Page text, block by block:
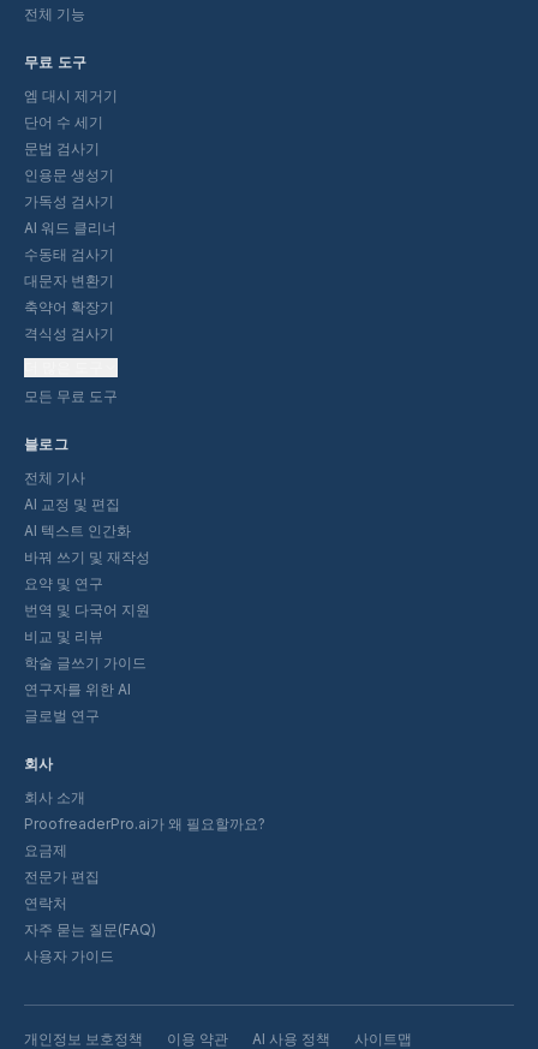
전체 기능
무료 도구
엠 대시 제거기
단어 수 세기
문법 검사기
인용문 생성기
가독성 검사기
AI 워드 클리너
수동태 검사기
대문자 변환기
축약어 확장기
격식성 검사기
모든 무료 도구
블로그
전체 기사
AI 교정 및 편집
AI 텍스트 인간화
바꿔 쓰기 및 재작성
요약 및 연구
번역 및 다국어 지원
비교 및 리뷰
학술 글쓰기 가이드
연구자를 위한 AI
글로벌 연구
회사
회사 소개
ProofreaderPro.ai가 왜 필요할까요?
요금제
전문가 편집
연락처
자주 묻는 질문(FAQ)
사용자 가이드
개인정보 보호정책 이용 약관 AI 사용 정책 사이트맵